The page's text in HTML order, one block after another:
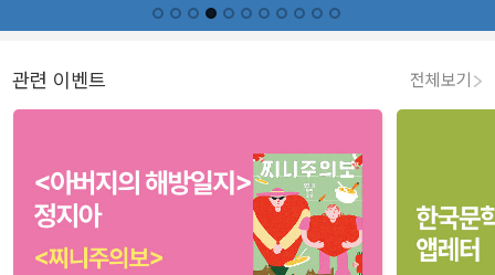
관련 이벤트 전체보기